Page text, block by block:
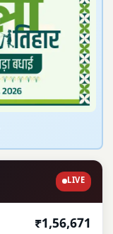
LIVE
₹1,56,671